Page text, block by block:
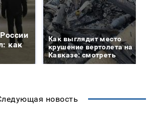
как
Как выглядит место
крушение вертолета на
Кавказе: смотреть
новость